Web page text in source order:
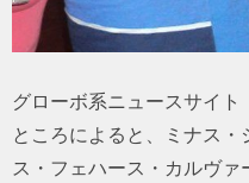
グローボ系ニュースサイ
ところによると、ミナス
ス・フェハース・カルヴ